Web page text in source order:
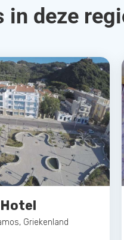
in deze
Griekenland